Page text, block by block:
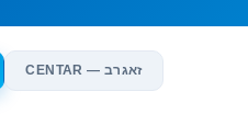
CENTAR — זאגרב